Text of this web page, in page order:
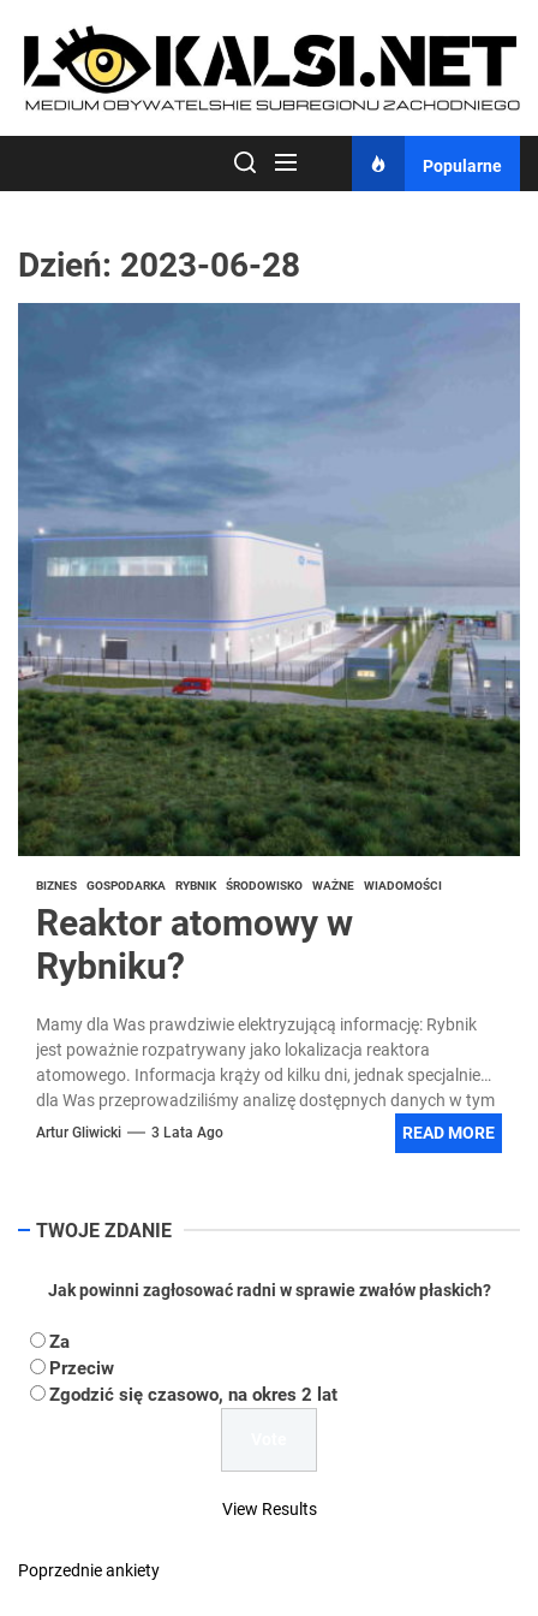
content
Popularne
Dzień: 2023-06-28
BIZNES GOSPODARKA RYBNIK ŚRODOWISKO WAŻNE WIADOMOŚCI
Reaktor atomowy w
Rybniku?
Mamy dla Was prawdziwie elektryzującą informację: Rybnik
jest poważnie rozpatrywany jako lokalizacja reaktora
atomowego. Informacja krąży od kilku dni, jednak specjalnie
dla Was przeprowadziliśmy analizę dostępnych danych w tym
temacie.
Artur Gliwicki 3 Lata Ago READ MORE
TWOJE ZDANIE
Jak powinni zagłosować radni w sprawie zwałów płaskich?
Za
Przeciw
Zgodzić się czasowo, na okres 2 lat
View Results
Poprzednie ankiety